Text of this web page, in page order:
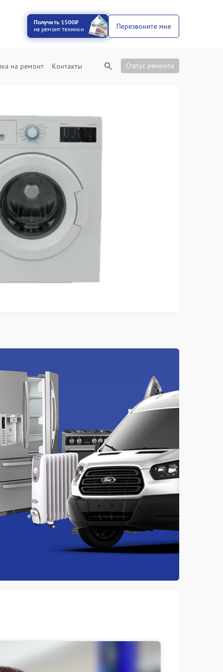
Получить 1500₽
на ремонт техники
Перезвоните мне
на ремонт Контакты Статус ремонта